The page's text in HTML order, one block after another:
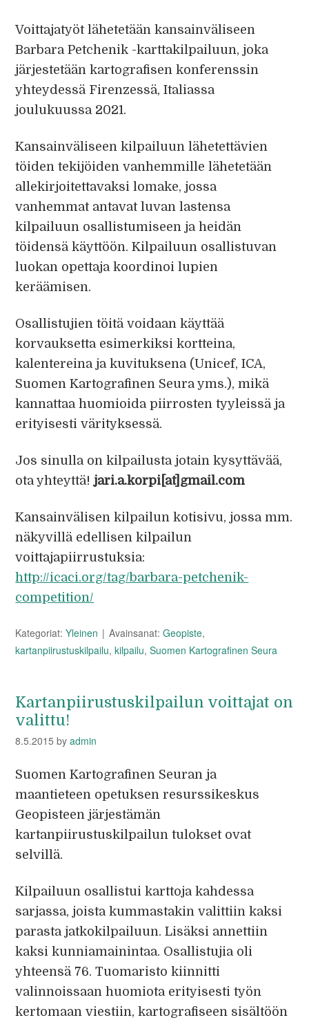
Voittajatyöt lähetetään kansainväliseen
Barbara Petchenik -karttakilpailuun, joka
järjestetään kartografisen konferenssin
yhteydessä Firenzessä, Italiassa
joulukuussa 2021.
Kansainväliseen kilpailuun lähetettävien
töiden tekijöiden vanhemmille lähetetään
allekirjoitettavaksi lomake, jossa
vanhemmat antavat luvan lastensa
kilpailuun osallistumiseen ja heidän
töidensä käyttöön. Kilpailuun osallistuvan
luokan opettaja koordinoi lupien
keräämisen.
Osallistujien töitä voidaan käyttää
korvauksetta esimerkiksi kortteina,
kalentereina ja kuvituksena (Unicef, ICA,
Suomen Kartografinen Seura yms.), mikä
kannattaa huomioida piirrosten tyyleissä ja
erityisesti värityksessä.
Jos sinulla on kilpailusta jotain kysyttävää,
ota yhteyttä!jari.a.korpi[at]gmail.com
Kansainvälisen kilpailun kotisivu, jossa mm.
näkyvillä edellisen kilpailun
voittajapiirrustuksia:
http://icaci.org/tag/barbara-petchenik-
competition/
Kategoriat:Yleinen Avainsanat:Geopiste,
kartanpiirustuskilpailu,kilpailu,Suomen Kartografinen Seura
Kartanpiirustuskilpailun voittajat on
valittu!
8.5.2015 byadmin
Suomen Kartografinen Seuran ja
maantieteen opetuksen resurssikeskus
Geopisteen järjestämän
kartanpiirustuskilpailun tulokset ovat
selvillä.
Kilpailuun osallistui karttoja kahdessa
sarjassa, joista kummastakin valittiin kaksi
parasta jatkokilpailuun. Lisäksi annettiin
kaksi kunniamainintaa. Osallistujia oli
yhteensä 76. Tuomaristo kiinnitti
valinnoissaan huomiota erityisesti työn
kertomaan viestiin, kartografiseen sisältöön